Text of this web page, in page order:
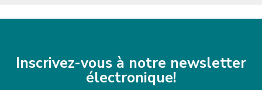
Inscrivez-vous à notre newsletter
électronique!